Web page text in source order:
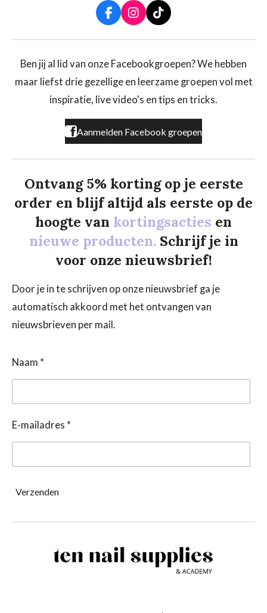
F
a
c
b
o
k
I
n
s
a
r
a
T
i
k
o
Ben jij al lid van onze Facebookgroepen? We hebben
maar liefst drie gezellige en leerzame groepen vol met
inspiratie, live video's en tips en tricks.
Aanmelden Facebook groepen
Ontvang 5% korting op je eerste
order en blijf altijd als eerste op de
hoogte van kortingsacties en
nieuwe producten. Schrijf je in
voor onze nieuwsbrief!
Door je in te schrijven op onze nieuwsbrief ga je
automatisch akkoord met het ontvangen van
nieuwsbrieven per mail.
Naam *
E-mailadres *
Verzenden